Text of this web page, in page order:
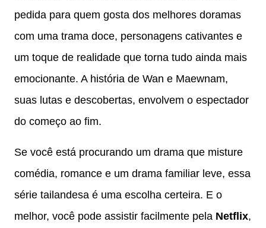
pedida para quem gosta dos melhores doramas
com uma trama doce, personagens cativantes e
um toque de realidade que torna tudo ainda mais
emocionante. A história de Wan e Maewnam,
suas lutas e descobertas, envolvem o espectador
do começo ao fim.
Se você está procurando um drama que misture
comédia, romance e um drama familiar leve, essa
série tailandesa é uma escolha certeira. E o
melhor, você pode assistir facilmente pela Netflix,